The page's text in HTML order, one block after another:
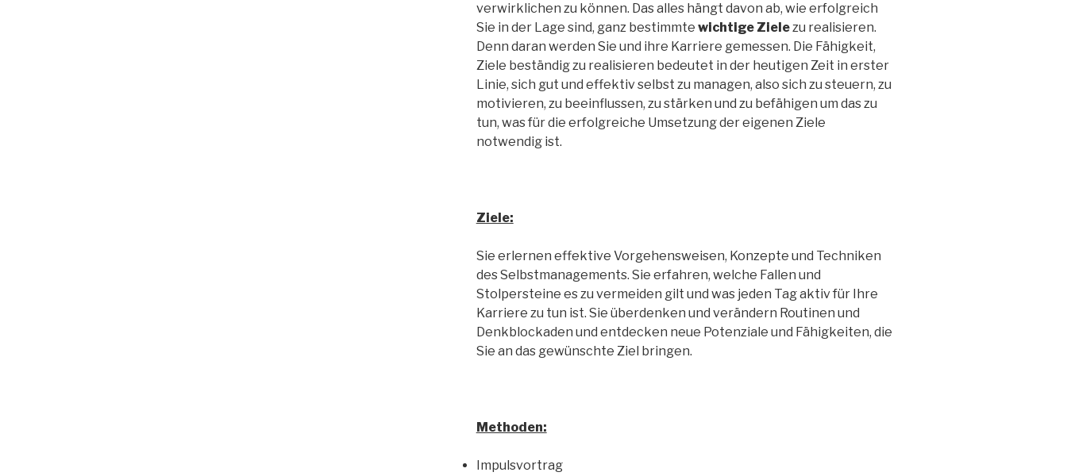
verwirklichen zu können. Das alles hängt davon ab, wie erfolgreich
Sie in der Lage sind, ganz bestimmte wichtige Zielezu realisieren.
Denn daran werden Sie und ihre Karriere gemessen. Die Fähigkeit,
Ziele beständig zu realisieren bedeutet in der heutigen Zeit in erster
Linie, sich gut und effektiv selbst zu managen, also sich zu steuern, zu
motivieren, zu beeinflussen, zu stärken und zu befähigen um das zu
tun, was für die erfolgreiche Umsetzung der eigenen Ziele
notwendig ist.
Ziele:
Sie erlernen effektive Vorgehensweisen, Konzepte und Techniken
des Selbstmanagements. Sie erfahren, welche Fallen und
Stolpersteine es zu vermeiden gilt und was jeden Tag aktiv für Ihre
Karriere zu tun ist. Sie überdenken und verändern Routinen und
Denkblockaden und entdecken neue Potenziale und Fähigkeiten, die
Sie an das gewünschte Ziel bringen.
Methoden:
Impulsvortrag